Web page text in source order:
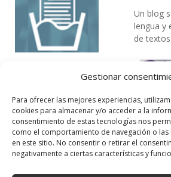
Gestionar
Para ofrecer las mejores experiencias,
cookies para almacenar y/o acceder a la
consentimiento de estas tecnologías nos
como el comportamiento de navegación o
en este sitio. No consentir o retirar el
negativamente a ciertas características y
Un blog
lengua y
de
DESIREE MARTÍN
…la realidad, es que cada día es más